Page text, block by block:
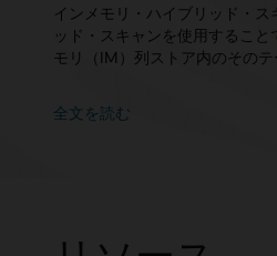
インメモリ・ハイブリッド・ス
ッド・スキャンを使用するこ
モリ（IM）列ストア内のその
全文を読む